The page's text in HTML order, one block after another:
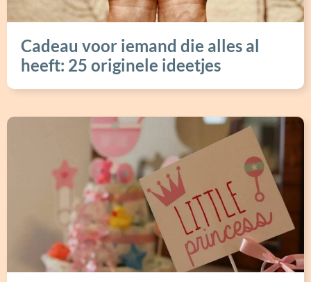
Cadeau voor iemand die alles al
heeft: 25 originele ideetjes